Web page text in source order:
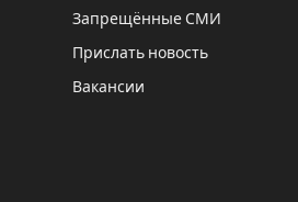
Запрещённые СМИ
Прислать новость
Вакансии